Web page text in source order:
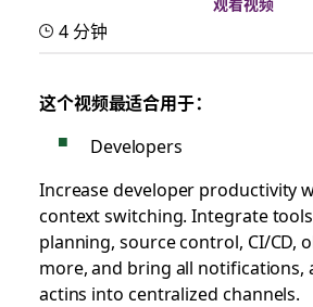
4 分钟
这个视频最适合用于：
Developers
Increase developer productivity
context switching. Integrate
planning, source control, CI/CD,
more, and bring all notifications,
actins into centralized channels.